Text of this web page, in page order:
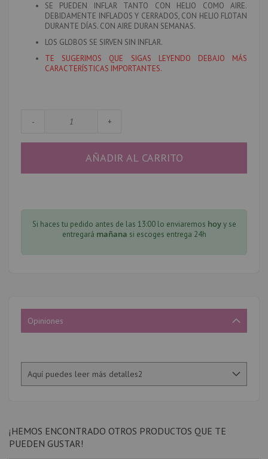
SE PUEDEN INFLAR TANTO CON HELIO COMO AIRE.
DEBIDAMENTE INFLADOS Y CERRADOS, CON HELIO FLOTAN
DURANTE DÍAS. CON AIRE DURAN SEMANAS.
LOS GLOBOS SE SIRVEN SIN INFLAR.
TE SUGERIMOS QUE SIGAS LEYENDO DEBAJO MÁS
CARACTERÍSTICAS IMPORTANTES.
- +
AÑADIR AL CARRITO
Si haces tu pedido antes de las 13:00 lo enviaremos hoyy se
entregará mañana si escoges entrega 24h
Opiniones
Aquí puedes leer más detalles2
¡HEMOS ENCONTRADO OTROS PRODUCTOS QUE TE
PUEDEN GUSTAR!